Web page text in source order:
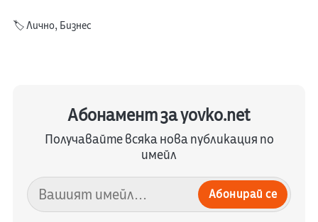
🏷️Лично, Бизнес
Абонамент за yovko.net
Получавайте всяка нова публикация по
имейл
Абонирай се